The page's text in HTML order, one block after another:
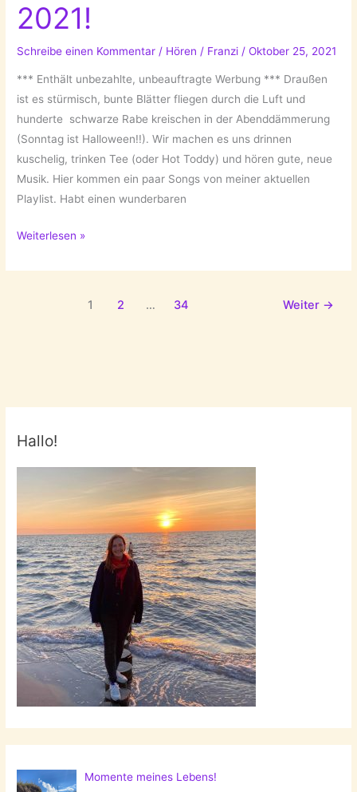
2021!
Schreibe einen Kommentar / Hören / Franzi /Oktober 25, 2021
*** Enthält unbezahlte, unbeauftragte Werbung *** Draußen
ist es stürmisch, bunte Blätter fliegen durch die Luft und
hunderte schwarze Rabe kreischen in der Abenddämmerung
(Sonntag ist Halloween!!). Wir machen es uns drinnen
kuschelig, trinken Tee (oder Hot Toddy) und hören gute, neue
Musik. Hier kommen ein paar Songs von meiner aktuellen
Playlist. Habt einen wunderbaren
Auf
Playlist
Weiterlesen »
1 2 … 34 Weiter →
Hallo!
Momente meines Lebens!